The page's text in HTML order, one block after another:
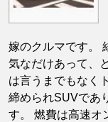
嫁のクルマです。
気なだけあって、
は言うまでもなく
締められSUVであ
す。 燃費は高速オ